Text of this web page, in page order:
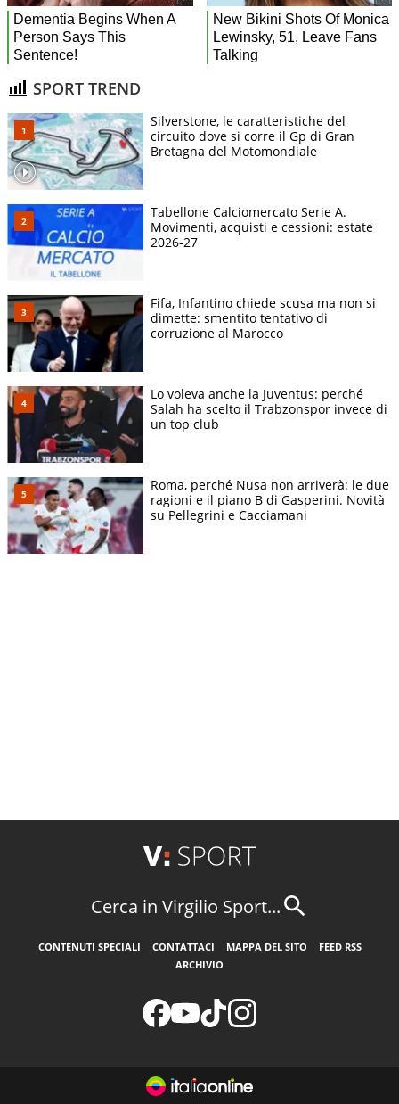
SPORT TREND
Silverstone, le caratteristiche del
circuito dove si corre il Gp di Gran
Bretagna del Motomondiale
Tabellone Calciomercato Serie A.
Movimenti, acquisti e cessioni: estate
2026-27
Fifa, Infantino chiede scusa ma non si
dimette: smentito tentativo di
corruzione al Marocco
Lo voleva anche la Juventus: perché
Salah ha scelto il Trabzonspor invece di
un top club
Roma, perché Nusa non arriverà: le due
ragioni e il piano B di Gasperini. Novità
su Pellegrini e Cacciamani
Cerca in Virgilio Sport...
CONTENUTI SPECIALI CONTATTACI MAPPA DEL SITO
FEED RSS
ARCHIVIO